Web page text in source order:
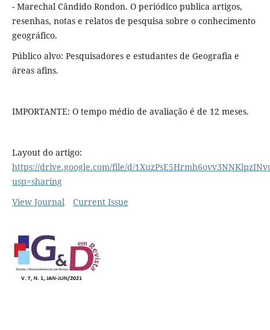
- Marechal Cândido Rondon. O periódico publica artigos,
resenhas, notas e relatos de pesquisa sobre o conhecimento
geográfico.
Público alvo: Pesquisadores e estudantes de Geografia e
áreas afins.
IMPORTANTE: O tempo médio de avaliação é de 12 meses.
Layout do artigo:
https://drive.google.com/file/d/
usp=sharing
View Journal
Current Issue